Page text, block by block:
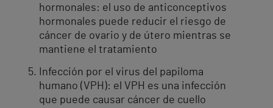
hormonales: el uso de anticonceptivos
hormonales puede reducir el riesgo de
cáncer de ovario y de útero mientras se
mantiene el tratamiento
Infección por el virus del papiloma
humano (VPH): el VPH es una infección
que puede causar cáncer de cuello